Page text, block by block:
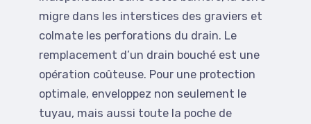
migre dans les interstices des graviers et
colmate les perforations du drain. Le
remplacement d’un drain bouché est une
opération coûteuse. Pour une protection
optimale, enveloppez non seulement le
tuyau, mais aussi toute la poche de